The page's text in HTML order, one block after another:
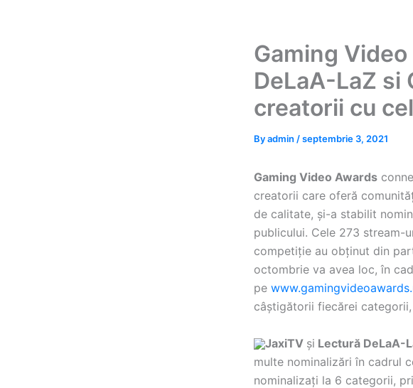
Gaming
DeLaA-LaZ si
creatorii cu
Byadmin /septembrie 3, 2021
Gaming Video Awards
creatorii care oferă
de calitate, și-a stabilit
publicului. Cele 273 stream-
competiție au obținut din
octombrie va avea loc, în
pe
câștigătorii fiecărei
JaxiTV și Lectură DeLaA-
multe nominalizări în cadrul
nominalizați la 6 categorii,